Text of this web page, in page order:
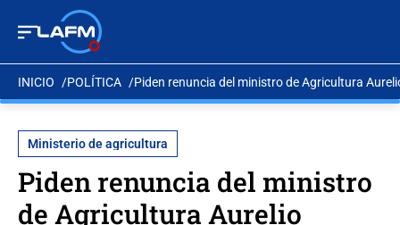
INICIO POLÍTICA Piden renuncia del ministro de Agricultura
Ministerio de agricultura
Piden renuncia del ministro
de Agricultura Aurelio